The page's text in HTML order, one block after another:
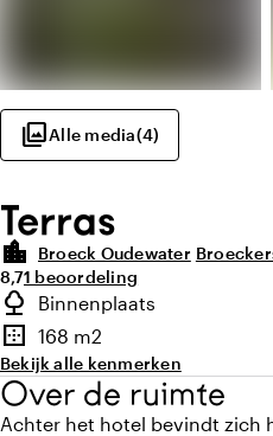
photo_libraryAlle media(4)
Terras
location_city Broeck Oudewater
Gemiddelde beoordeling van 8,7
8,7Aantal beoordelingen: 1
1 beoordeling
Highlights
nature Binnenplaats
border_outer
Oppervlakte
168 m2
Bekijk alle kenmerken
Over de ruimte
Achter het hotel bevindt zich